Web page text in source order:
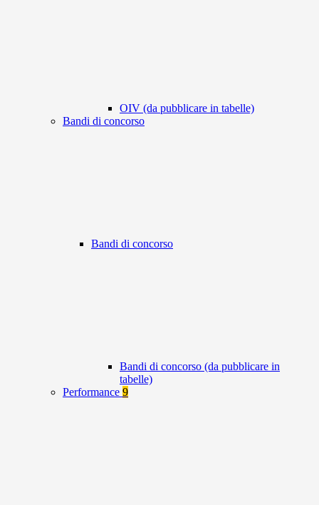
OIV (da pubblicare in tabelle)
Bandi di concorso
Bandi di concorso
Bandi di concorso (da pubblicare in
tabelle)
Performance 9